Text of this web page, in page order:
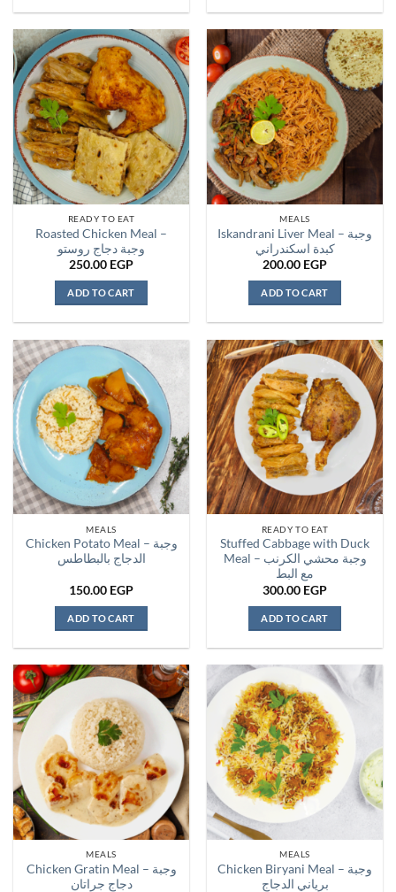
READY TO EAT
Roasted Chicken Meal –
وجبة دجاج روستو
250.00 EGP
ADD TO CART
MEALS
Iskandrani Liver Meal – وجبة
كبدة اسكندراني
200.00 EGP
ADD TO CART
MEALS
Chicken Potato Meal – وجبة
الدجاج بالبطاطس
150.00 EGP
ADD TO CART
READY TO EAT
Stuffed Cabbage with Duck
Meal – وجبة محشي الكرنب
مع البط
300.00 EGP
ADD TO CART
MEALS
Chicken Gratin Meal – وجبة
دجاج جراتان
MEALS
Chicken Biryani Meal – وجبة
برياني الدجاج